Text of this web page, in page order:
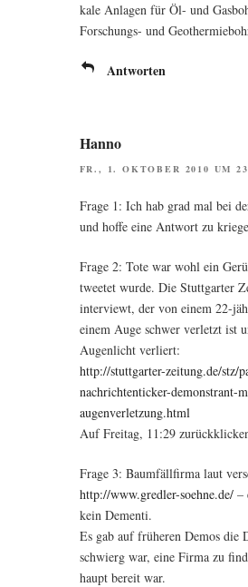
ka­le Anla­gen für Öl- und
For­schungs- und
Antworten
Hanno
FR., 1. OKTOBER 2010 UM
Fra­ge 1: Ich hab grad mal bei
und hof­fe eine Ant­wort zu
Fra­ge 2: Tote war wohl ein
tweetet wur­de. Die Stutt­gar­ter
inter­viewt, der von einem 22-
einem Auge schwer ver­letzt ist
Augen­licht verliert:
http://stuttgarter-zeitung.de/stz/
nachrichtenticker-demonstrant-
augenverletzung.html
Auf Frei­tag, 11:29
Fra­ge 3: Baum­fäll­fir­ma laut
http://www.gredler-soehne.de/–
kein Dementi.
Es gab auf frü­he­ren Demos die
schwierg war, eine Fir­ma zu
haupt bereit war.